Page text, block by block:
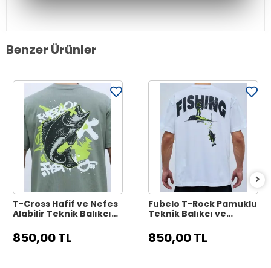
Benzer Ürünler
T-Cross Hafif ve Nefes
Alabilir Teknik Balıkçı
850,00 TL
Fubelo T-Rock Pamuklu
Teknik Balıkçı ve
Beyaz
850,00 TL